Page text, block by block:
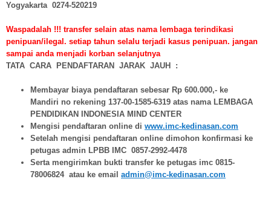
Yogyakarta 0274-520219
Waspadalah !!! transfer selain atas nama lembaga terindikasi
penipuan/ilegal. setiap tahun selalu terjadi kasus penipuan. jangan
sampai anda menjadi korban selanjutnya
TATA CARA PENDAFTARAN JARAK JAUH :
Membayar biaya pendaftaran sebesar Rp 600.000,- ke
Mandiri no rekening 137-00-1585-6319 atas nama LEMBAGA
PENDIDIKAN INDONESIA MIND CENTER
Mengisi pendaftaran online di www.imc-kedinasan.com
Setelah mengisi pendaftaran online dimohon konfirmasi ke
petugas admin LPBB IMC 0857-2992-4478
Serta mengirimkan bukti transfer ke petugas imc 0815-
78006824 atau ke email admin@imc-kedinasan.com